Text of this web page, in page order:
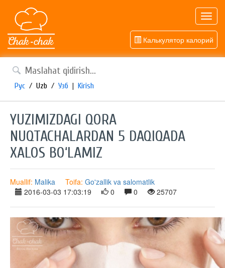
Калькулятор калорий
Рус / Uzb / Узб | Kirish
YUZIMIZDAGI QORA
NUQTACHALARDAN 5 DAQIQADA
XALOS BO‘LAMIZ
Muallif: Malika Toifa: Go'zallik va salomatlik
2016-03-03 17:03:19
0 0 25707